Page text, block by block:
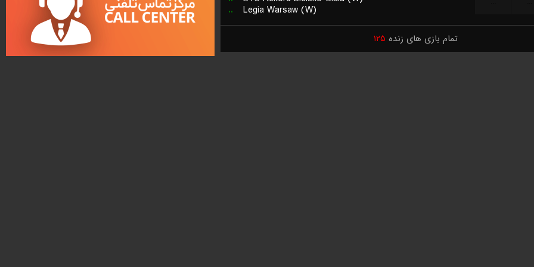
.. Legia Warsaw (W)
تمام بازی های زنده ۱۲۵